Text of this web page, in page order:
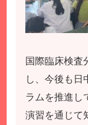
国際臨床検査
し、今後も日
ラムを推進し
演習を通じて